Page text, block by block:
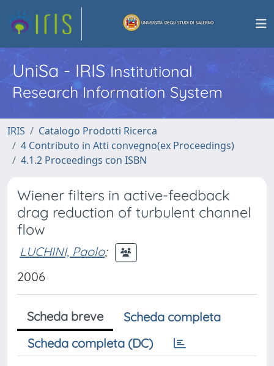
UniSa - IRISInstitutional
Research Information System
IRIS
Catalogo Prodotti Ricerca
4 Contributo in Atti convegno(ex Proceedings)
4.1.2 Proceedings con ISBN
Wiener filters in active-feedback
drag reduction of turbulent channel
flow
LUCHINI, Paolo;
2006
Scheda breve
Scheda completa
Scheda completa (DC)